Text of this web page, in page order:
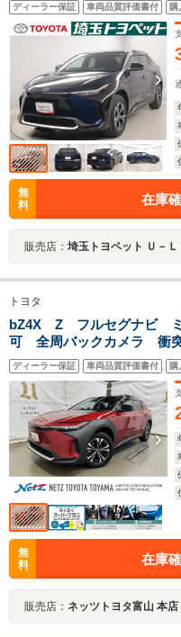
ディーラー保証 車両品質評価書付 購
無
料
在庫
販売店： 埼玉トヨペット Ｕ－
トヨタ
bZ4X Z フルセグナビ ミ
可 全周バックカメラ 衝
脱警報 オートマチックハ
ランプ AC100V電源
ディーラー保証 車両品質評価書付 購
無
料
在庫
販売店： ネッツトヨタ富山 本